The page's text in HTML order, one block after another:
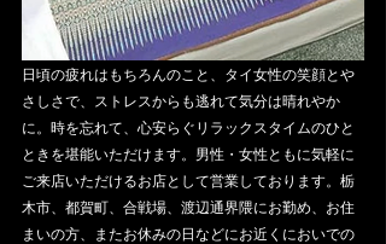
日頃の疲れはもちろんのこと、タイ女性の笑顔とや
さしさで、ストレスからも逃れて気分は晴れやか
に。時を忘れて、心安らぐリラックスタイムのひと
ときを堪能いただけます。男性・女性ともに気軽に
ご来店いただけるお店として営業しております。栃
木市、都賀町、合戦場、渡辺通界隈にお勤め、お住
まいの方、またお休みの日などにお近くにおいでの